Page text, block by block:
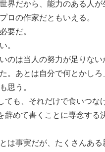
界だから、能力のある人
ロの作家だともいえる。
要だ。
。
のは当人の努力が足りない
。あとは自分で何とかし
思う。
も、それだけで食いつな
辞めて書くことに専念す
は事実だが、たくさんあ